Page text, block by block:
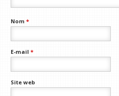
Nom*
E-mail*
Site web